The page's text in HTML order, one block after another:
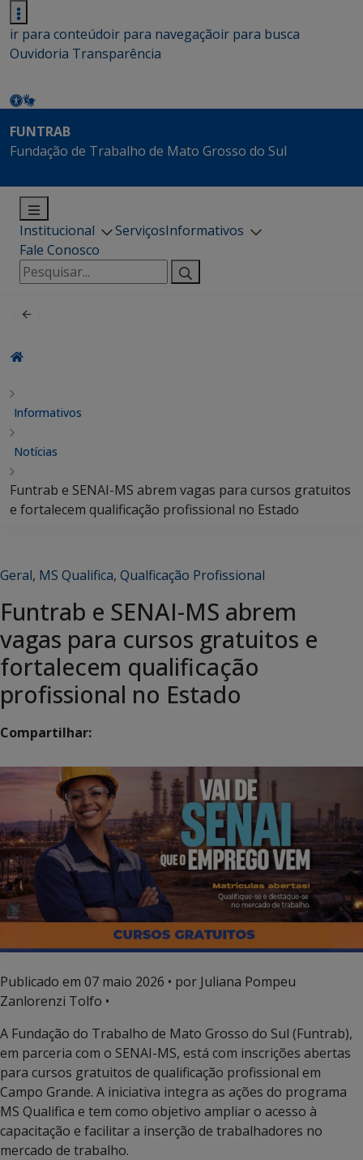
ir para conteúdoir para navegaçãoir para busca
Ouvidoria Transparência
FUNTRAB
Fundação de Trabalho de Mato Grosso do Sul
Institucional ServiçosInformativos
Fale Conosco
Pesquisar
por:
Informativos
Notícias
Funtrab e SENAI-MS abrem vagas para cursos gratuitos
e fortalecem qualificação profissional no Estado
Geral, MS Qualifica, Qualficação Profissional
Funtrab e SENAI-MS abrem
vagas para cursos gratuitos e
fortalecem qualificação
profissional no Estado
Compartilhar:
Publicado em 07 maio 2026 • por Juliana Pompeu
Zanlorenzi Tolfo •
A Fundação do Trabalho de Mato Grosso do Sul (Funtrab),
em parceria com o SENAI-MS, está com inscrições abertas
para cursos gratuitos de qualificação profissional em
Campo Grande. A iniciativa integra as ações do programa
MS Qualifica e tem como objetivo ampliar o acesso à
capacitação e facilitar a inserção de trabalhadores no
mercado de trabalho.